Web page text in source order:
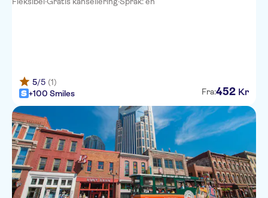
5/5 (1)
+100 Smiles
Fra:452 Kr